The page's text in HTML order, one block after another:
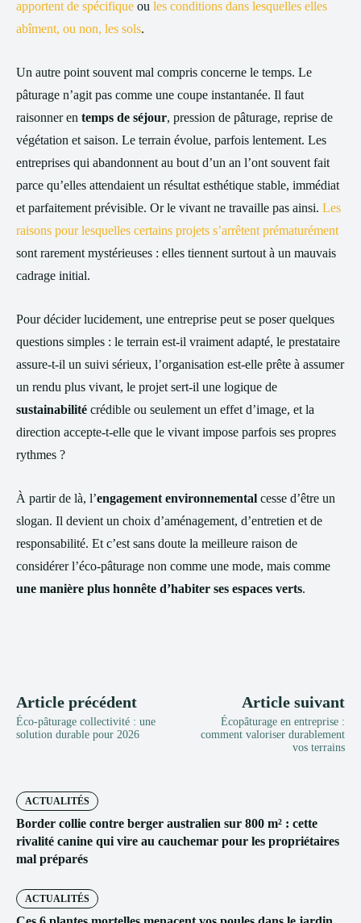
apportent de spécifique ou les conditions dans lesquelles elles
abîment, ou non, les sols.
Un autre point souvent mal compris concerne le temps. Le
pâturage n’agit pas comme une coupe instantanée. Il faut
raisonner en temps de séjour, pression de pâturage, reprise de
végétation et saison. Le terrain évolue, parfois lentement. Les
entreprises qui abandonnent au bout d’un an l’ont souvent fait
parce qu’elles attendaient un résultat esthétique stable, immédiat
et parfaitement prévisible. Or le vivant ne travaille pas ainsi. Les
raisons pour lesquelles certains projets s’arrêtent prématurément
sont rarement mystérieuses : elles tiennent surtout à un mauvais
cadrage initial.
Pour décider lucidement, une entreprise peut se poser quelques
questions simples : le terrain est-il vraiment adapté, le prestataire
assure-t-il un suivi sérieux, l’organisation est-elle prête à assumer
un rendu plus vivant, le projet sert-il une logique de
sustainabilité crédible ou seulement un effet d’image, et la
direction accepte-t-elle que le vivant impose parfois ses propres
rythmes ?
À partir de là, l’engagement environnemental cesse d’être un
slogan. Il devient un choix d’aménagement, d’entretien et de
responsabilité. Et c’est sans doute la meilleure raison de
considérer l’éco-pâturage non comme une mode, mais comme
une manière plus honnête d’habiter ses espaces verts.
Article précédent
Éco-pâturage collectivité : une
solution durable pour 2026
Article suivant
Écopâturage en entreprise :
comment valoriser durablement
vos terrains
ACTUALITÉS
Border collie contre berger australien sur 800 m² : cette
rivalité canine qui vire au cauchemar pour les propriétaires
mal préparés
ACTUALITÉS